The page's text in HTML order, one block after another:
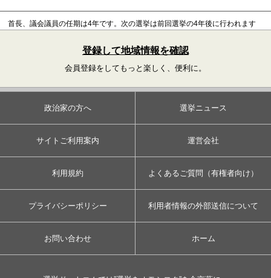
首長、議会議員の任期は4年です。 次の選挙は前回選挙の4年後に行われます
登録して地域情報を確認
会員登録をしてもっと楽しく、便利に。
政治家の方へ 選挙ニュース
サイトご利用案内 運営会社
利用規約 よくあるご質問（有権者向け）
プライバシーポリシー 利用者情報の外部送信について
お問い合わせ ホーム